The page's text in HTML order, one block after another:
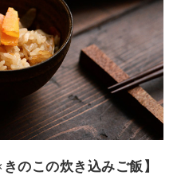
のこの炊き込みご飯】